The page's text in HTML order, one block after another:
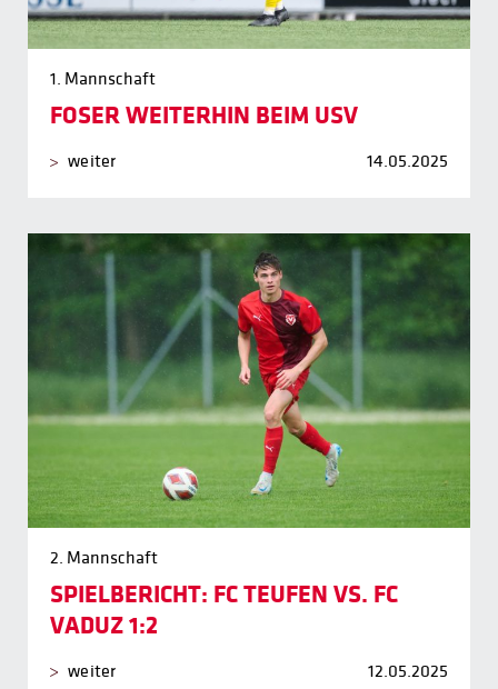
1. Mannschaft
FOSER WEITERHIN BEIM USV
weiter 14.05.2025
2. Mannschaft
SPIELBERICHT: FC TEUFEN VS. FC
VADUZ 1:2
weiter 12.05.2025